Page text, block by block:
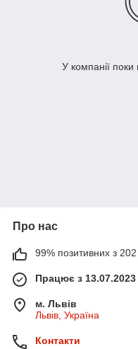
У компанії поки
Про нас
99% позитивних з 202
Працює з 13.07.2023
м. Львів
Львів, Україна
Контакти